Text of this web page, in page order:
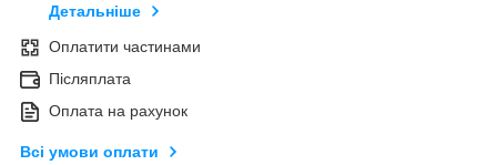
Детальніше
Оплатити частинами
Післяплата
Оплата на рахунок
Всі умови оплати